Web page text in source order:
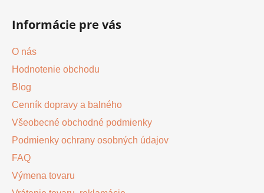
Informácie pre vás
O nás
Hodnotenie obchodu
Blog
Cenník dopravy a balného
Všeobecné obchodné podmienky
Podmienky ochrany osobných údajov
FAQ
Výmena tovaru